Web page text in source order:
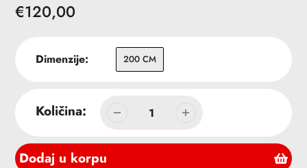
Redovna
€120,00
Dimenzije: 200 CM
Količina:
Dodaj u korpu